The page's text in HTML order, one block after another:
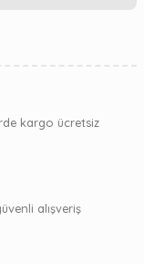
kargo ücretsiz
alışveriş